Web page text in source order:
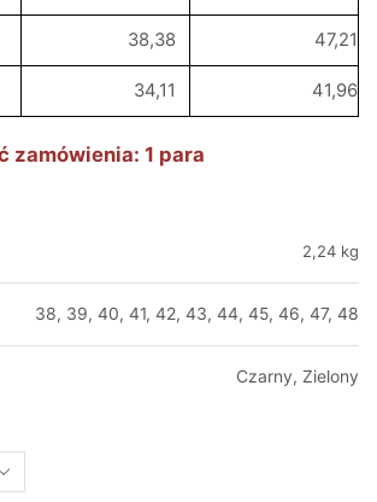
38,38 47,21
34,11 41,96
zamówienia: 1 para
2,24 kg
38, 39, 40, 41, 42, 43, 44, 45, 46, 47, 48
Czarny, Zielony